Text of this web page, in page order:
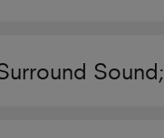
Surround Sound;